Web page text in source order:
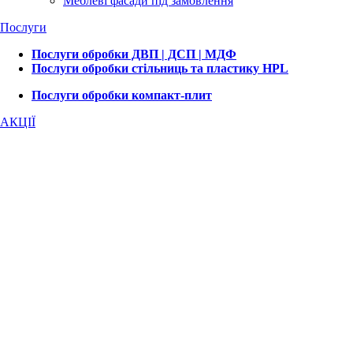
Послуги
Послуги обробки ДВП | ДСП | МДФ
Послуги обробки стільниць та пластику HPL
Послуги обробки компакт-плит
АКЦІЇ